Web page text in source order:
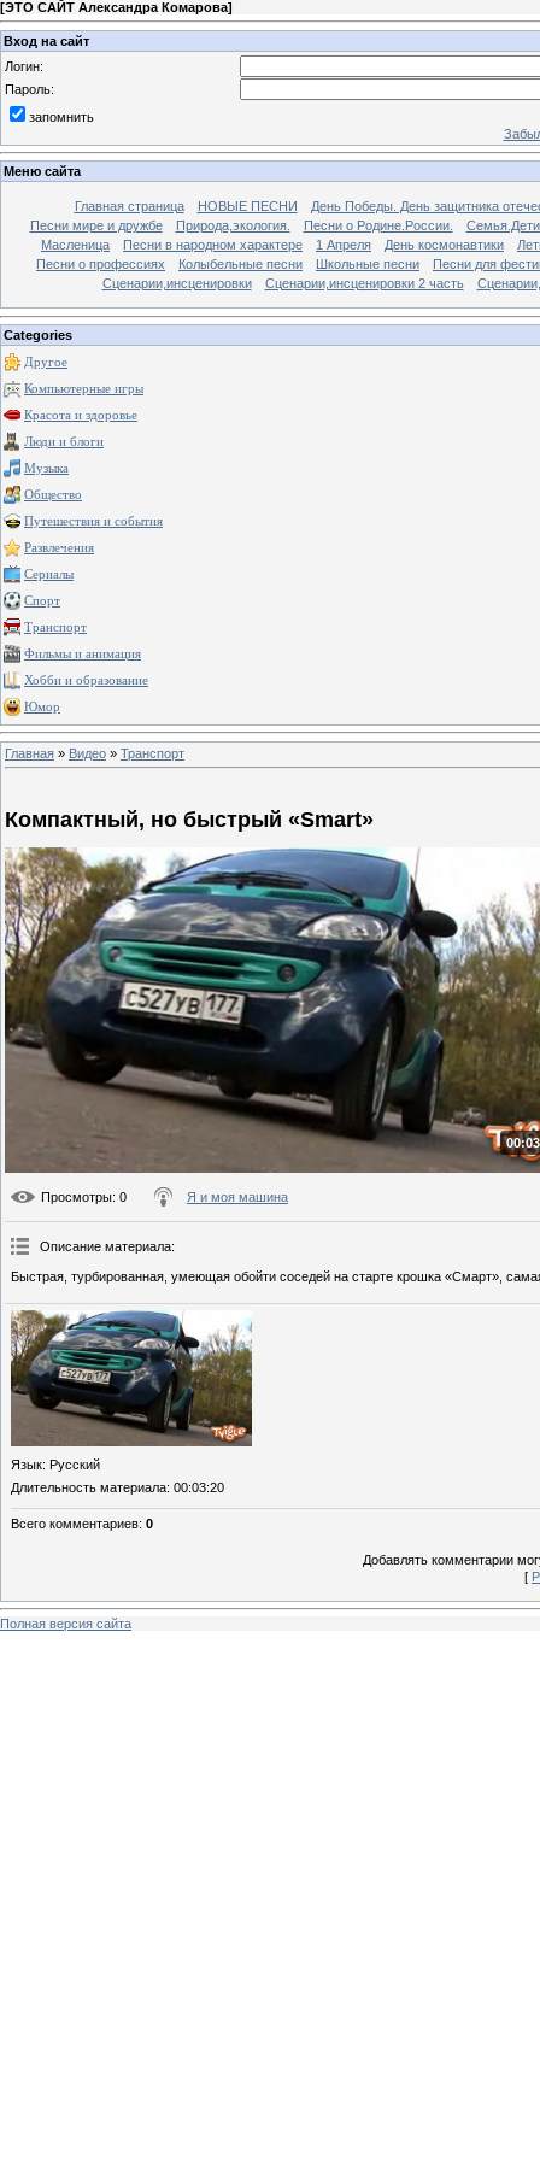
[ЭТО САЙТ Александра Комарова]
Вход на сайт
Логин:
Пароль:
запомнить
Меню сайта
Главная страница НОВЫЕ ПЕСНИ
День Победы. День защитника
Песни мире и дружбе
Природа,экология. Песни о Родине.России.
Масленица
Песни в народном характере 1 Апреля День космонавтики
Песни о профессиях
Колыбельные песни Школьные песни
Песни для
Сценарии,инсценировки
Сценарии,инсценировки 2 часть
Categories
Другое
Компьютерные игры
Красота и здоровье
Люди и блоги
Музыка
Общество
Путешествия и события
Развлечения
Сериалы
Спорт
Транспорт
Фильмы и анимация
Хобби и образование
Юмор
Главная » Видео » Транспорт
Компактный, но быстрый «Smart»
Просмотры: 0 Я и моя машина
Описание материала:
Быстрая, турбированная, умеющая обойти соседей на старте крошка «Смарт»,
Язык: Русский
Длительность материала: 00:03:20
Всего комментариев: 0
Добавлять комментарии
[
Полная версия сайта